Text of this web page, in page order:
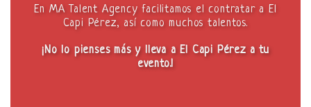
En MA Talent Agency facilitamos el contratar a El
Capi Pérez, así como muchos talentos.
¡No lo pienses más y lleva a El Capi Pérez a tu
evento.!